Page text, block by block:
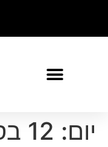
יום: 12 בספטמבר 2025